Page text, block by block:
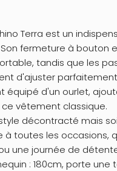
Terra est un
fermeture à bouton
tandis que les
d'ajuster
équipé d'un ourlet,
vêtement classique.
décontracté mais
à toutes les occasions,
une journée de
: 180cm, porte une